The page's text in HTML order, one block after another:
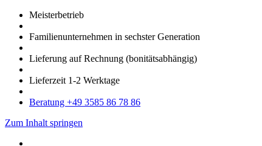
Meister­betrieb
Familien­unter­nehmen in sechster Gene­ration
Lieferung auf Rech­nung (bonitätsabhängig)
Liefer­zeit 1-2 Werk­tage
Bera­tung +49 3585 86 78 86
Zum Inhalt springen